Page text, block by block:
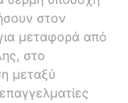
στον
μεταφορά από
στο
μεταξύ